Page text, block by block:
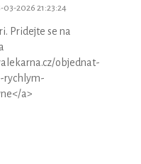
2026 21:23:24
Pridejte se na
objednat-
rychlym-
a>